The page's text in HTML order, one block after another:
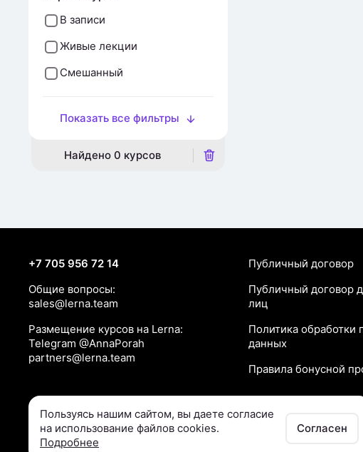
В записи
Живые лекции
Смешанный
Показать все фильтры
Найдено 0 курсов
+7 705 956 72 14
Общие вопросы:
sales@lerna.team
Размещение курсов на Lerna:
Telegram @AnnaPorah
partners@lerna.team
Публичный договор
Публичный договор
лиц
Политика обработки
данных
Правила бонусной
Пользуясь нашим сайтом, вы даете согласие
на использование файлов cookies.
Подробнее
Согласен